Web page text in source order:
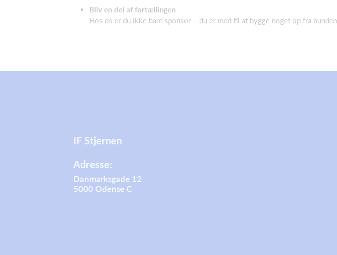
Bliv en del af fortællingen
Hos os er du ikke bare sponsor – du er med til at bygge noget op fra bunden.
IF Stjernen
Adresse:
Danmarksgade 12
5000 Odense C